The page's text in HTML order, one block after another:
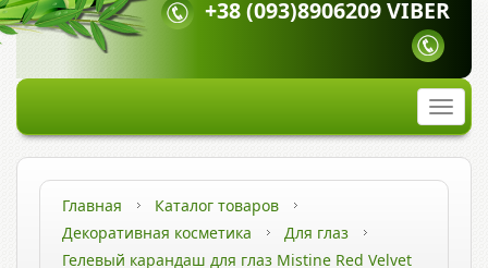
+38 (093)8906209 VIBER
Главная
Каталог товаров
Декоративная косметика
Для глаз
Гелевый карандаш для глаз Mistine Red Velvet